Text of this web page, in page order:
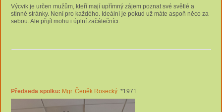
Výcvik je určen mužům, kteří mají upřímný zájem poznat své světlé a
stinné stránky. Není pro každého. Ideální je pokud už máte aspoň něco za
sebou. Ale přijít mohu i úplní začátečníci.
Předseda spolku: Mgr. Čeněk Rosecký *1971